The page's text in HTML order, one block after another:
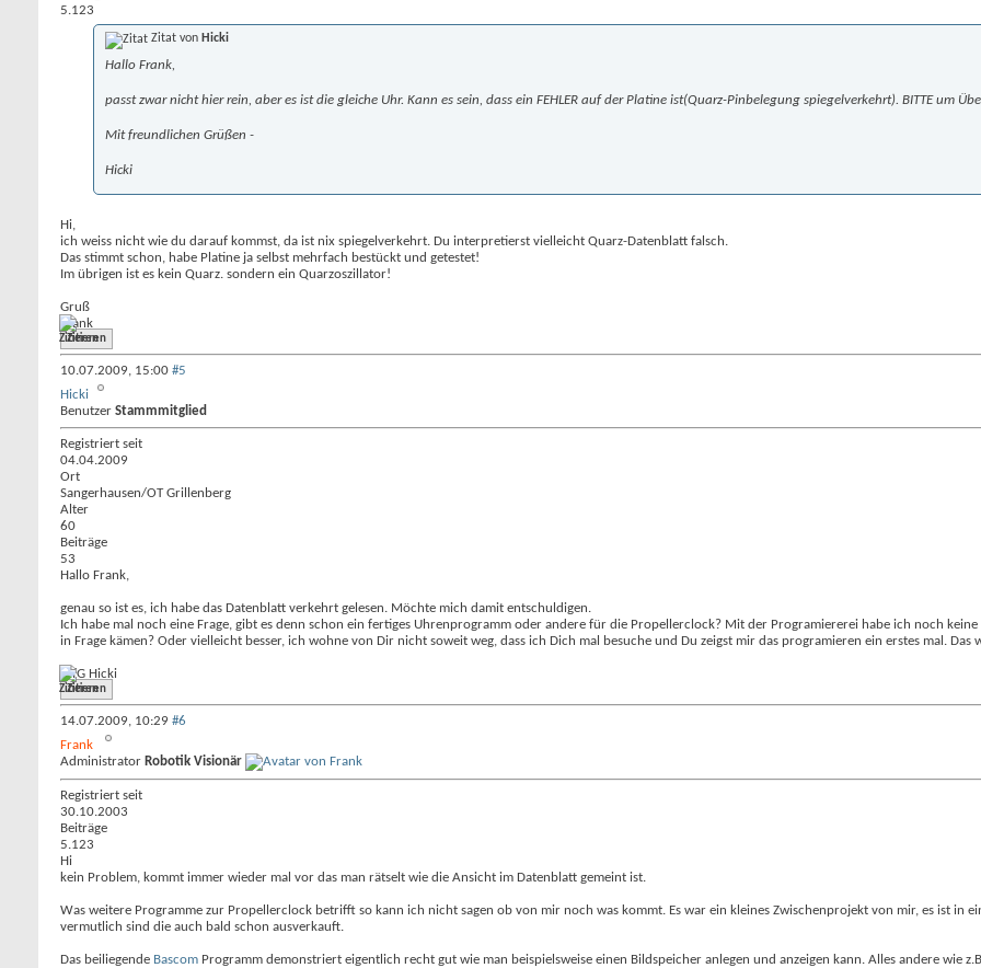
5.123
Zitat von Hicki
Hallo Frank,
passt zwar nicht hier rein, aber es ist die gleiche Uhr. Kann es sein, dass ein FEHLER auf der Platine ist(Quarz-Pinbelegung spiegelverkehrt). BITTE um
Mit freundlichen Grüßen -
Hicki
Hi,
ich weiss nicht wie du darauf kommst, da ist nix spiegelverkehrt. Du interpretierst vielleicht Quarz-Datenblatt falsch.
Das stimmt schon, habe Platine ja selbst mehrfach bestückt und getestet!
Im übrigen ist es kein Quarz. sondern ein Quarzoszillator!
Gruß
Frank
Zitieren
10.07.2009, 15:00 #5
Hicki
Benutzer Stammmitglied
Registriert seit
04.04.2009
Ort
Sangerhausen/OT Grillenberg
Alter
60
Beiträge
53
Hallo Frank,
genau so ist es, ich habe das Datenblatt verkehrt gelesen. Möchte mich damit entschuldigen.
Ich habe mal noch eine Frage, gibt es denn schon ein fertiges Uhrenprogramm oder andere für die Propellerclock? Mit der Programiererei habe ich noch
in Frage kämen? Oder vielleicht besser, ich wohne von Dir nicht soweit weg, dass ich Dich mal besuche und Du zeigst mir das programieren ein erstes mal. Das
MfG Hicki
Zitieren
14.07.2009, 10:29 #6
Frank
Administrator Robotik Visionär
Registriert seit
30.10.2003
Beiträge
5.123
Hi
kein Problem, kommt immer wieder mal vor das man rätselt wie die Ansicht im Datenblatt gemeint ist.
Was weitere Programme zur Propellerclock betrifft so kann ich nicht sagen ob von mir noch was kommt. Es war ein kleines Zwischenprojekt von mir, es ist in
vermutlich sind die auch bald schon ausverkauft.
Das beiliegende Bascom Programm demonstriert eigentlich recht gut wie man beispielsweise einen Bildspeicher anlegen und anzeigen kann. Alles andere wie